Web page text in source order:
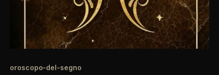
oroscopo-del-segno